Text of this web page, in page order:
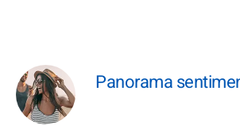
Panorama